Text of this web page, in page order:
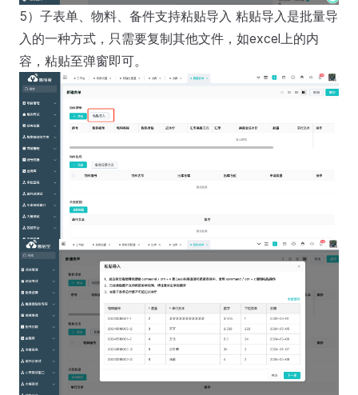
5）子表单、物料、备件支持粘贴导入 粘贴导入是批量导
入的一种方式，只需要复制其他文件，如excel上的内
容，粘贴至弹窗即可。